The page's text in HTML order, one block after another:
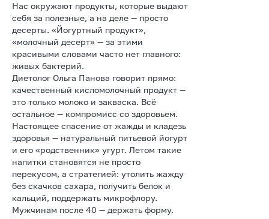
Нас окружают продукты, которые выдают
себя за полезные, а на деле — просто
десерты. «Йогуртный продукт»,
«молочный десерт» — за этими
красивыми словами часто нет главного:
живых бактерий.
Диетолог Ольга Панова говорит прямо:
качественный кисломолочный продукт —
это только молоко и закваска. Всё
остальное — компромисс со здоровьем.
Настоящее спасение от жажды и кладезь
здоровья — натуральный питьевой йогурт
и его «родственник» угурт. Летом такие
напитки становятся не просто
перекусом, а стратегией: утолить жажду
без скачков сахара, получить белок и
кальций, поддержать микрофлору.
Мужчинам после 40 — держать форму.